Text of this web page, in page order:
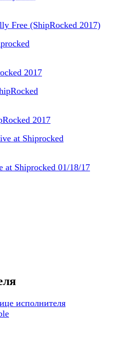
Free (ShipRocked 2017)
2017
2017
Shiprocked 01/18/17
исполнителя